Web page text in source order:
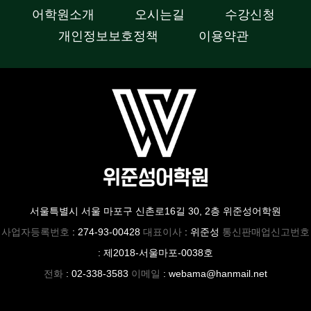
어학원소개 오시는길
수강신청
개인정보보호정책
이용약관
서울특별시 서울 마포구 신촌로16길 30, 2층 위준성어학원
사업자등록번호 : 274-93-00428 대표이사 : 위준성 통신판매업신고번호
: 제2018-서울마포-0038호
전화 : 02-338-3583 이메일 : webama@hanmail.net